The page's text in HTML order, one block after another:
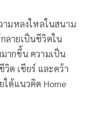
ามหลงใหลในสนาม
ลายเป็นชีวิตใน
ากขึ้น ความเป็น
ต เชียร์ และคว้า
ต้แนวคิด Home